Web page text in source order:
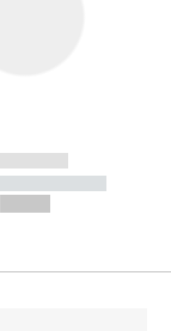
-----------